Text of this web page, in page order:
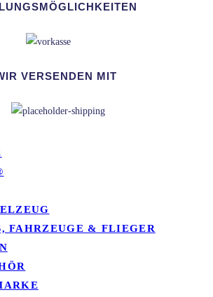
VERSENDEN MIT
FAHRZEUGE & FLIEGER